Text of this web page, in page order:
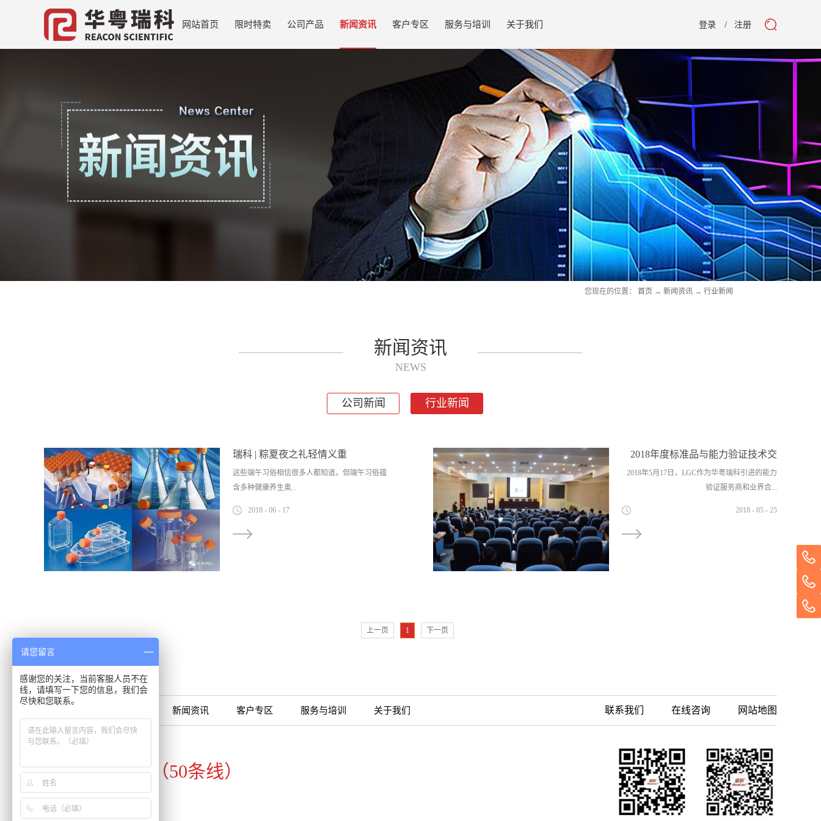
登录 注册
网站首页 限时特卖 公司产品 新闻资讯 客户专区 服务与培训 关于我们
您现在的位置： 首页 → 新闻资讯 → 行业新闻
新闻资讯
NEWS
公司新闻 行业新闻
瑞科 | 粽夏夜之礼轻情义重
这些端午习俗相信很多人都知道。但端午习俗蕴
含多种健康养生奥...
妙和中国古人留下的智慧结晶，瑞科和大家一起
学和化学的特殊表面、培养基和试剂。瑞科作为
2018 - 06 - 17
2018年度标准品与能力验证技术交
流会
2018年5月17日，LGC作为华粤瑞科引进的能力
验证服务商和业界合...
作伙伴，在上海计量院成功举办了“2018年度标
作。上海计量院曾联合LGC英国总部，面向中国
强了上海计量院与LGC的合作，为持续追踪产业
发展需求，对标国际水平提供了更多的平台和机
会。LGC标准品中国区总经理孔祥锋对于上海计
量院为此次合作所做出的各种支持表达了极高的
赞誉，LGC集团前身为英国政府化学家实验室，
2018 - 05 - 25
上一页 1 下一页
新闻资讯 客户专区 服务与培训 关于我们 联系我们 在线咨询 网站地图
咨询专线
020-34821111（50条线）
请您留言
感谢您的关注，当前客服人员不在
线，请填写一下您的信息，我们会
尽快和您联系。